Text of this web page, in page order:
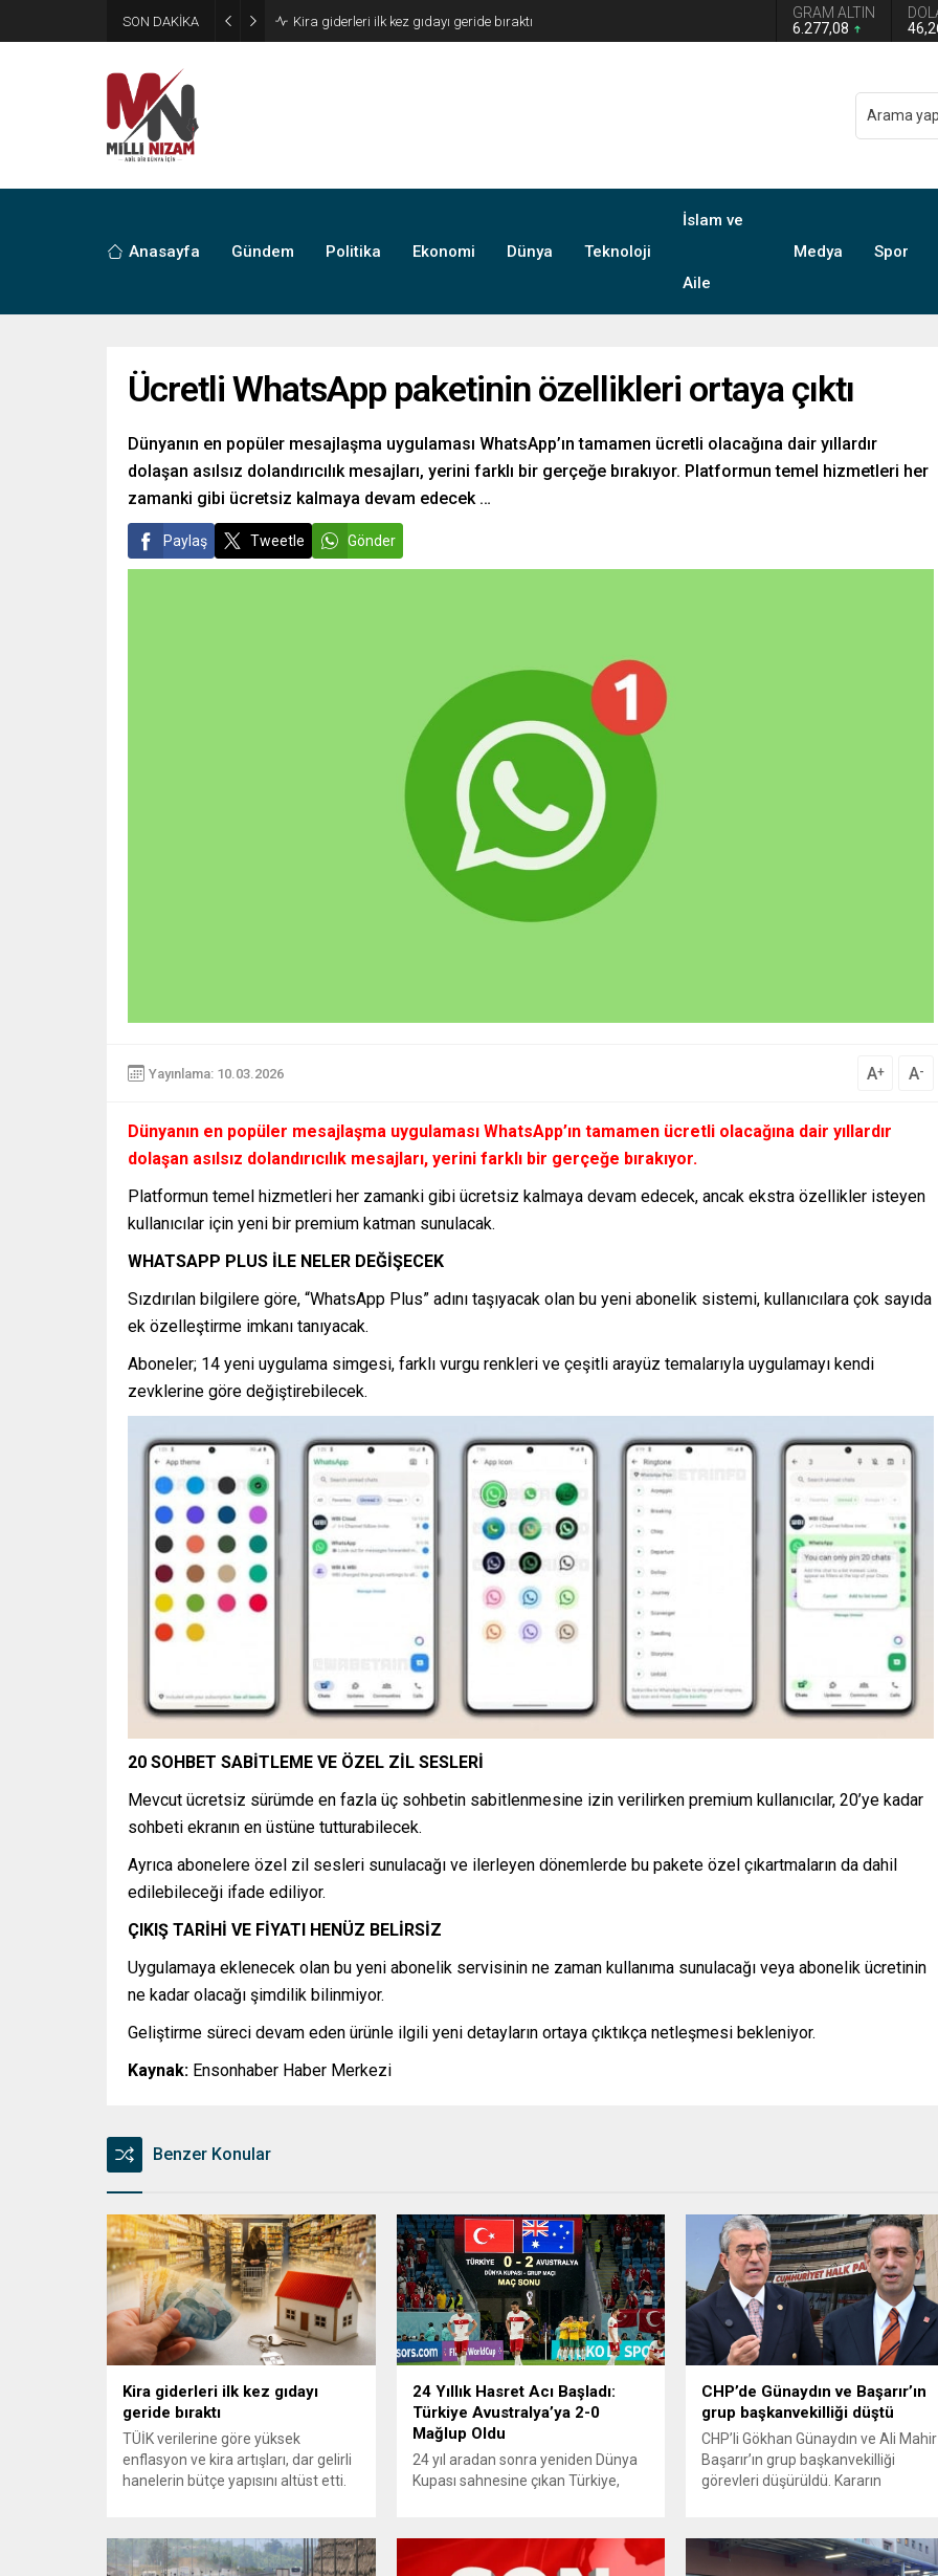
SON DAKİKA 24 Yıllık Hasret Acı Başladı: Türkiye Avustralya’ya 2-0 Mağlup Oldu
GRAM ALTIN
6.277,08
Anasayfa Gündem Politika Ekonomi Dünya Teknoloji
İslam ve
Aile
Medya Spor
Ücretli WhatsApp paketinin özellikleri ortaya çıktı
Dünyanın en popüler mesajlaşma uygulaması WhatsApp’ın tamamen ücretli olacağına dair yıllardır
dolaşan asılsız dolandırıcılık mesajları, yerini farklı bir gerçeğe bırakıyor. Platformun temel hizmetleri her
zamanki gibi ücretsiz kalmaya devam edecek …
Paylaş Tweetle Gönder
Yayınlama: 10.03.2026 A+ A-
Dünyanın en popüler mesajlaşma uygulaması WhatsApp’ın tamamen ücretli olacağına dair yıllardır
dolaşan asılsız dolandırıcılık mesajları, yerini farklı bir gerçeğe bırakıyor.
Platformun temel hizmetleri her zamanki gibi ücretsiz kalmaya devam edecek, ancak ekstra özellikler isteyen
kullanıcılar için yeni bir premium katman sunulacak.
WHATSAPP PLUS İLE NELER DEĞİŞECEK
Sızdırılan bilgilere göre, “WhatsApp Plus” adını taşıyacak olan bu yeni abonelik sistemi, kullanıcılara çok sayıda
ek özelleştirme imkanı tanıyacak.
Aboneler; 14 yeni uygulama simgesi, farklı vurgu renkleri ve çeşitli arayüz temalarıyla uygulamayı kendi
zevklerine göre değiştirebilecek.
20 SOHBET SABİTLEME VE ÖZEL ZİL SESLERİ
Mevcut ücretsiz sürümde en fazla üç sohbetin sabitlenmesine izin verilirken premium kullanıcılar, 20’ye kadar
sohbeti ekranın en üstüne tutturabilecek.
Ayrıca abonelere özel zil sesleri sunulacağı ve ilerleyen dönemlerde bu pakete özel çıkartmaların da dahil
edilebileceği ifade ediliyor.
ÇIKIŞ TARİHİ VE FİYATI HENÜZ BELİRSİZ
Uygulamaya eklenecek olan bu yeni abonelik servisinin ne zaman kullanıma sunulacağı veya abonelik ücretinin
ne kadar olacağı şimdilik bilinmiyor.
Geliştirme süreci devam eden ürünle ilgili yeni detayların ortaya çıktıkça netleşmesi bekleniyor.
Kaynak: Ensonhaber Haber Merkezi
Benzer Konular
Kira giderleri ilk kez gıdayı
geride bıraktı
TÜİK verilerine göre yüksek
enflasyon ve kira artışları, dar gelirli
hanelerin bütçe yapısını altüst etti.
itibarıyla %39’a ulaşarak gıda
harcamalarını geride bıraktı ve son
24 Yıllık Hasret Acı Başladı:
Türkiye Avustralya’ya 2-0
Mağlup Oldu
24 yıl aradan sonra yeniden Dünya
Kupası sahnesine çıkan Türkiye,
yapamadı. Ay-yıldızlı ekip, grup
mücadelesinin açılış
CHP’de Günaydın ve Başarır’ın
grup başkanvekilliği düştü
CHP’li Gökhan Günaydın ve Ali Mahir
Başarır’ın grup başkanvekilliği
görevleri düşürüldü. Kararın
kaldırıldı. Günaydın, ilk
açıklamasında “Olmayan MYK’nın